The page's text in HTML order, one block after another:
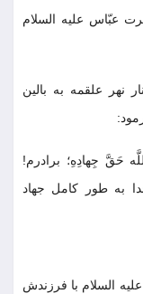
عبّاس علیه السلام
نهر علقمه به بالین
حَقَّ جِهادِهِ؛ برادرم!
به طور کامل جهاد
السلام با فرزندش